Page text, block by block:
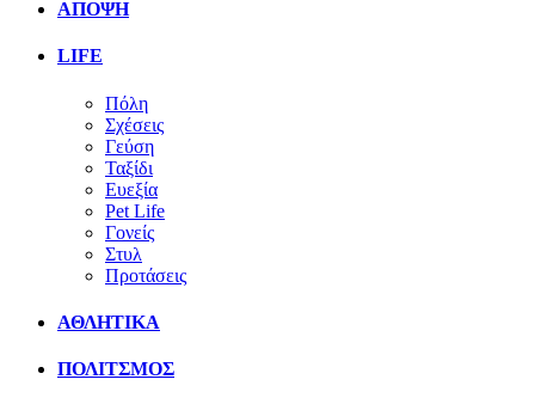
ΑΠΟΨΗ
LIFE
Πόλη
Σχέσεις
Γεύση
Ταξίδι
Ευεξία
Pet Life
Γονείς
Στυλ
Προτάσεις
ΑΘΛΗΤΙΚΑ
ΠΟΛΙΤΣΜΟΣ